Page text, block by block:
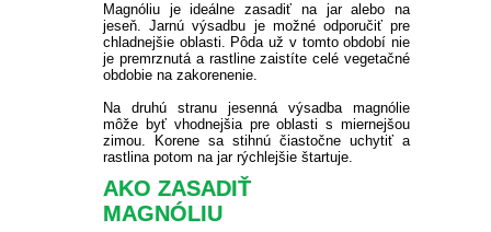
Magnóliu je ideálne zasadiť na jar alebo na
jeseň. Jarnú výsadbu je možné odporučiť pre
chladnejšie oblasti. Pôda už v tomto období nie
je premrznutá a rastline zaistíte celé vegetačné
obdobie na zakorenenie.
Na druhú stranu jesenná výsadba magnólie
môže byť vhodnejšia pre oblasti s miernejšou
zimou. Korene sa stihnú čiastočne uchytiť a
rastlina potom na jar rýchlejšie štartuje.
AKO ZASADIŤ
MAGNÓLIU